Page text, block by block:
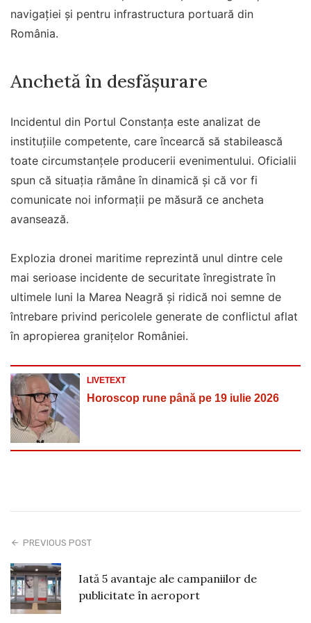
navigației și pentru infrastructura portuară din
România.
Anchetă în desfășurare
Incidentul din Portul Constanța este analizat de
instituțiile competente, care încearcă să stabilească
toate circumstanțele producerii evenimentului. Oficialii
spun că situația rămâne în dinamică și că vor fi
comunicate noi informații pe măsură ce ancheta
avansează.
Explozia dronei maritime reprezintă unul dintre cele
mai serioase incidente de securitate înregistrate în
ultimele luni la Marea Neagră și ridică noi semne de
întrebare privind pericolele generate de conflictul aflat
în apropierea granițelor României.
LIVETEXT
Horoscop rune până pe 19 iulie 2026
PREVIOUS POST
Iată 5 avantaje ale campaniilor de
publicitate în aeroport